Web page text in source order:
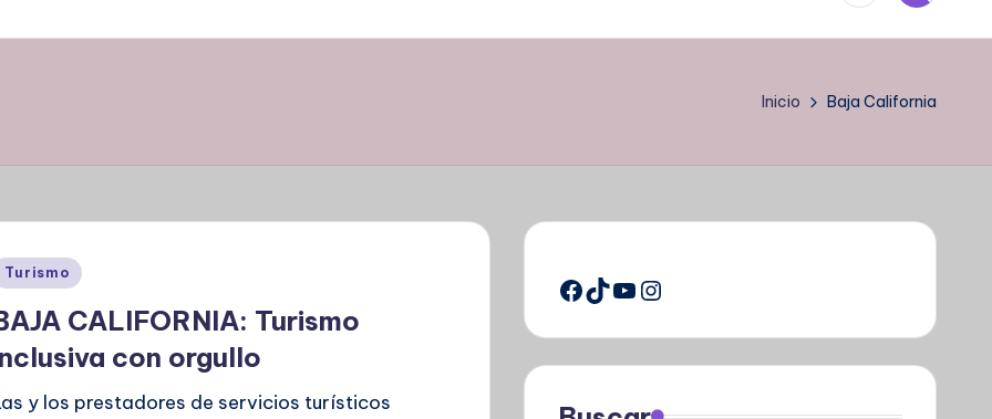
Inicio Baja California
Turismo
CALIFORNIA: Turismo
con orgullo
y los prestadores de servicios turísticos
Facebook
TikTok
YouTube
Instagram